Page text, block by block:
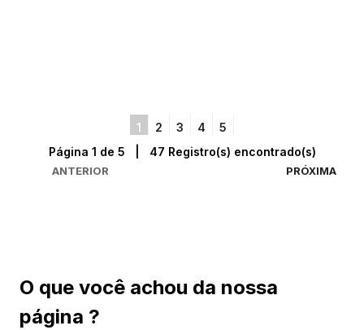
1 2 3 4 5
ANTERIOR
Página 1 de 5 | 47 Registro(s) encontrado(s)
PRÓXIMA
O que você achou da nossa
página ?